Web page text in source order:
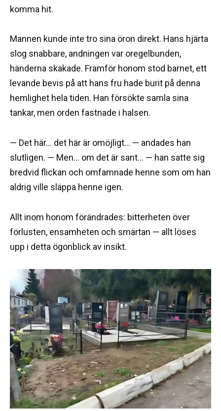
komma hit.
Mannen kunde inte tro sina öron direkt. Hans hjärta
slog snabbare, andningen var oregelbunden,
händerna skakade. Framför honom stod barnet, ett
levande bevis på att hans fru hade burit på denna
hemlighet hela tiden. Han försökte samla sina
tankar, men orden fastnade i halsen.
— Det här… det här är omöjligt… — andades han
slutligen. — Men… om det är sant… — han satte sig
bredvid flickan och omfamnade henne som om han
aldrig ville släppa henne igen.
Allt inom honom förändrades: bitterheten över
förlusten, ensamheten och smärtan — allt löses
upp i detta ögonblick av insikt.